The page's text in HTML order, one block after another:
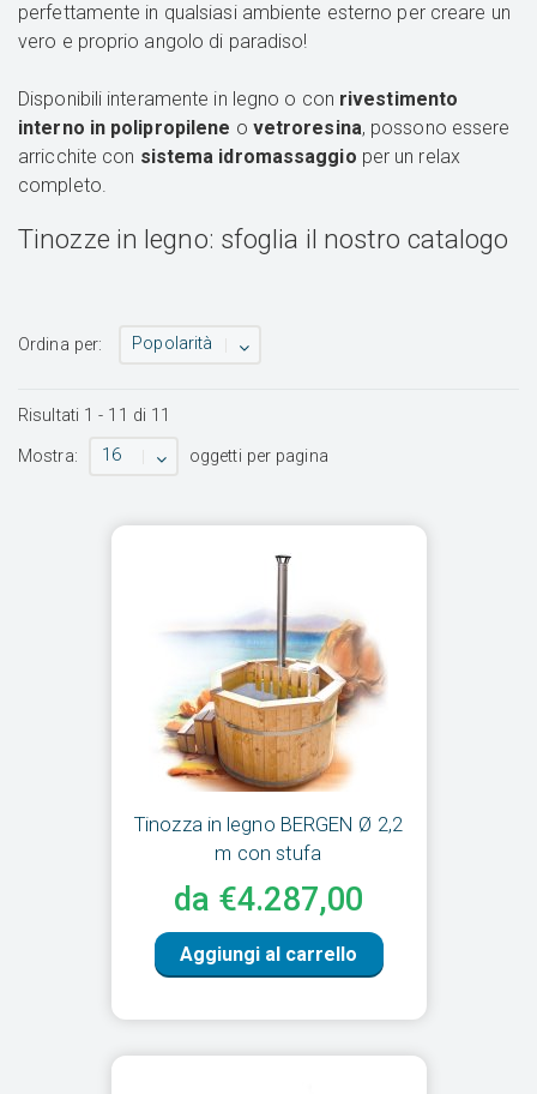
perfettamente in qualsiasi ambiente esterno per creare un
vero e proprio angolo di paradiso!
Disponibili interamente in legno o con rivestimento
interno in polipropilene o vetroresina, possono essere
arricchite con sistema idromassaggio per un relax
completo.
Tinozze in legno: sfoglia il nostro catalogo
Ordina per: Popolarità
Risultati 1 - 11 di 11
Mostra:
16 oggetti per pagina
Tinozza in legno BERGEN Ø 2,2
m con stufa
da €4.287,00
Aggiungi al carrello